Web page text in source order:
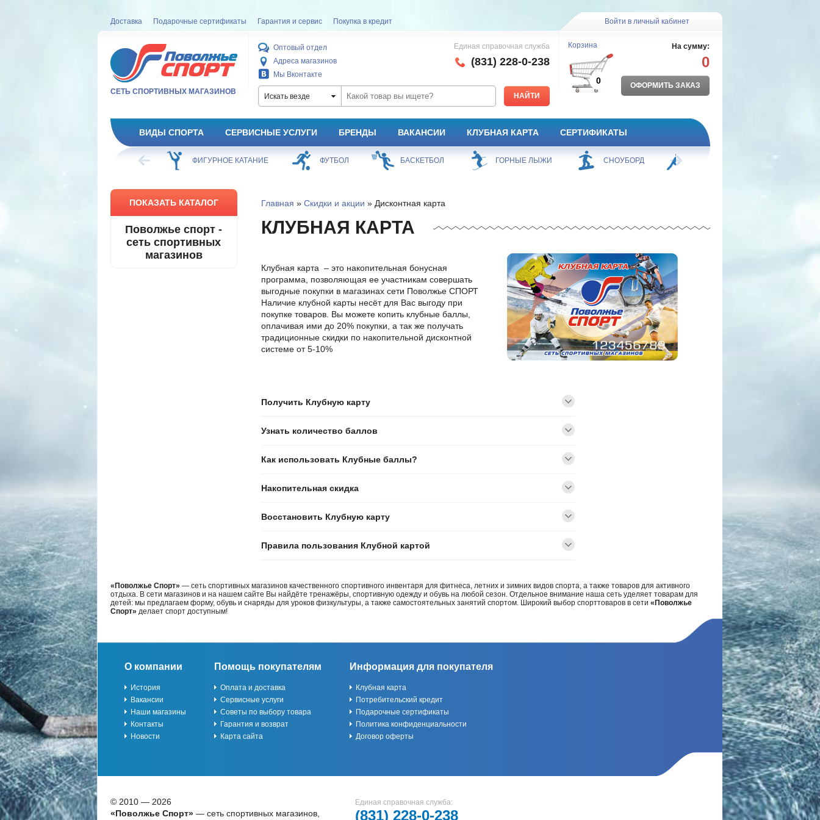
Доставка Подарочные сертификаты Гарантия и сервис Покупка в кредит Войти в личный кабинет
СЕТЬ СПОРТИВНЫХ МАГАЗИНОВ
Оптовый отдел
Адреса магазинов
Мы Вконтакте
Единая справочная служба
(831) 228-0-238
Искать везде
Корзина
0
На сумму:
0
ОФОРМИТЬ ЗАКАЗ
ВИДЫ СПОРТА СЕРВИСНЫЕ УСЛУГИ БРЕНДЫ ВАКАНСИИ КЛУБНАЯ КАРТА СЕРТИФИКАТЫ
ХОККЕЙ ФИГУРНОЕ КАТАНИЕ ФУТБОЛ БАСКЕТБОЛ ГОРНЫЕ ЛЫЖИ СНОУБОРД
ПОКАЗАТЬ КАТАЛОГ
Поволжье спорт -
сеть спортивных
магазинов
Главная » Скидки и акции » Дисконтная карта
КЛУБНАЯ КАРТА
Клубная карта – это накопительная бонусная
программа, позволяющая ее участникам совершать
выгодные покупки в магазинах сети Поволжье СПОРТ
Наличие клубной карты несёт для Вас выгоду при
покупке товаров. Вы можете копить клубные баллы,
оплачивая ими до 20% покупки, а так же получать
традиционные скидки по накопительной дисконтной
системе от 5-10%
Получить Клубную карту
Узнать количество баллов
Как использовать Клубные баллы?
Накопительная скидка
Восстановить Клубную карту
Правила пользования Клубной картой
«Поволжье Спорт» — сеть спортивных магазинов качественного спортивного инвентаря для фитнеса, летних и зимних видов спорта, а также товаров для активного
отдыха. В сети магазинов и на нашем сайте Вы найдёте тренажёры, спортивную одежду и обувь на любой сезон. Отдельное внимание наша сеть уделяет товарам для
детей: мы предлагаем форму, обувь и снаряды для уроков физкультуры, а также самостоятельных занятий спортом. Широкий выбор спорттоваров в сети «Поволжье
Спорт» делает спорт доступным!
О компании
История
Вакансии
Наши магазины
Контакты
Новости
Помощь покупателям
Оплата и доставка
Сервисные услуги
Советы по выбору товара
Гарантия и возврат
Карта сайта
Информация для покупателя
Клубная карта
Потребительский кредит
Подарочные сертификаты
Политика конфиденциальности
Договор оферты
© 2010 — 2026
«Поволжье Спорт»— сеть спортивных магазинов,
Единая справочная служба:
(831) 228-0-238